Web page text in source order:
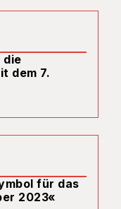
die
dem 7.
für das
2023«